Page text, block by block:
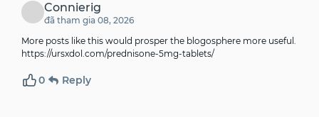
Connierig
đã tham gia 08, 2026
More posts like this would prosper the blogosphere more useful.
https://ursxdol.com/prednisone-5mg-tablets/
0 Reply